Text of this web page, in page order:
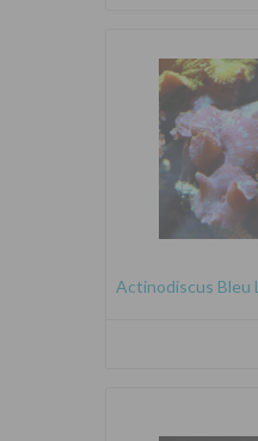
Actinodiscus Bleu L